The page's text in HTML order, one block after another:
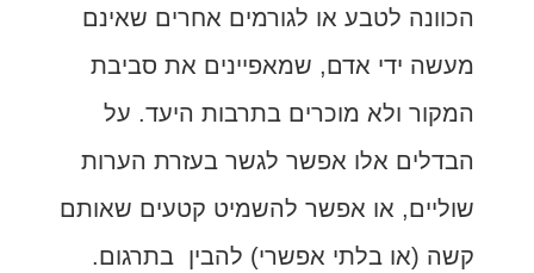
הכוונה לטבע או לגורמים אחרים שאינם
מעשה ידי אדם, שמאפיינים את סביבת
המקור ולא מוכרים בתרבות היעד. על
הבדלים אלו אפשר לגשר בעזרת הערות
שוליים, או אפשר להשמיט קטעים שאותם
קשה (או בלתי אפשרי) להבין בתרגום.